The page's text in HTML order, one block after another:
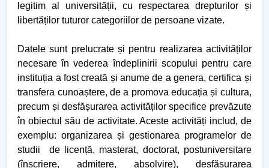
legitim al universității, cu respectarea drepturilor și
libertăților tuturor categoriilor de persoane vizate.
Datele sunt prelucrate și pentru realizarea activităților
necesare în vederea îndeplinirii scopului pentru care
instituția a fost creată și anume de a genera, certifica și
transfera cunoaștere, de a promova educația și cultura,
precum și desfășurarea activităților specifice prevăzute
în obiectul său de activitate. Aceste activități includ, de
exemplu: organizarea și gestionarea programelor de
studii de licență, masterat, doctorat, postuniversitare
(înscriere, admitere, absolvire), desfășurarea